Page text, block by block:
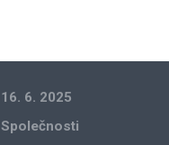
16. 6. 2025
Společnosti